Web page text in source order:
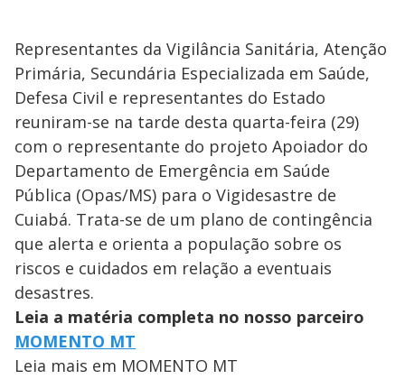
Representantes da Vigilância Sanitária, Atenção
Primária, Secundária Especializada em Saúde,
Defesa Civil e representantes do Estado
reuniram-se na tarde desta quarta-feira (29)
com o representante do projeto Apoiador do
Departamento de Emergência em Saúde
Pública (Opas/MS) para o Vigidesastre de
Cuiabá. Trata-se de um plano de contingência
que alerta e orienta a população sobre os
riscos e cuidados em relação a eventuais
desastres.
Leia a matéria completa no nosso parceiro
MOMENTO MT
Leia mais em MOMENTO MT